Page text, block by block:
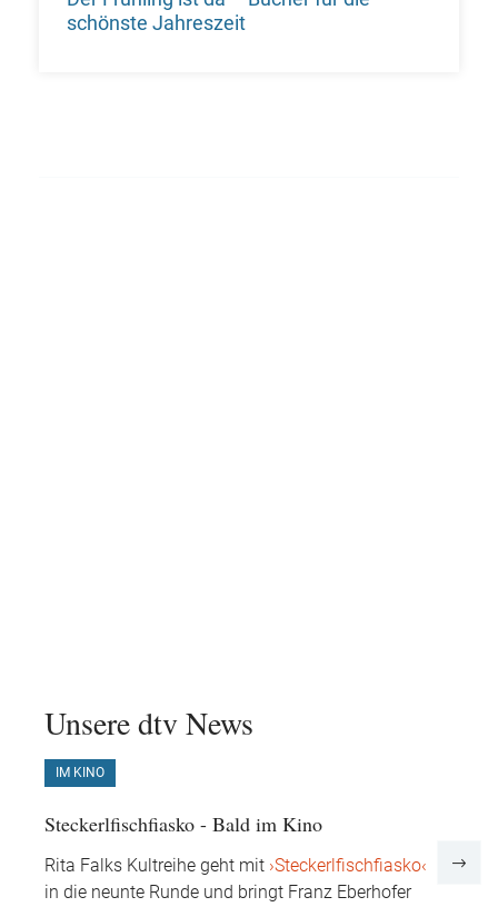
schönste Jahreszeit
Unsere dtv News
IM KINO
Steckerlfischfiasko - Bald im Kino
Rita Falks Kultreihe geht mit ›Steckerlfischfiasko‹
in die neunte Runde und bringt Franz Eberhofer